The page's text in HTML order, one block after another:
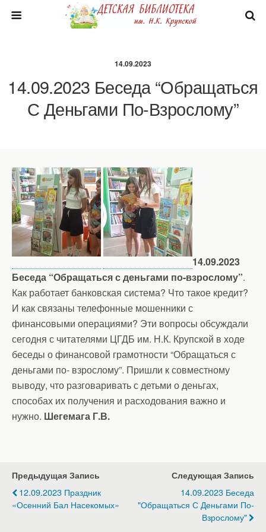
14.09.2023
14.09.2023 Беседа “Обращаться
С Деньгами По-Взрослому”
14.09.2023
Беседа “Обращаться с деньгами по-взрослому”.
Как работает банковская система? Что такое кредит?
И как связаны телефонные мошенники с
финансовыми операциями? Эти вопросы обсуждали
сегодня с читателями ЦГДБ им. Н.К. Крупской в ходе
беседы о финансовой грамотности “Обращаться с
деньгами по- взрослому”. Пришли к совместному
выводу, что разговаривать с детьми о деньгах,
способах их получения и расходования важно и
нужно. Шегемага Г.В.
Предыдущая Запись
12.09.2023 Праздник
«Осенний Бал Насекомых»
Следующая Запись
14.09.2023 Беседа
"Обращаться С Деньгами По-
Взрослому"